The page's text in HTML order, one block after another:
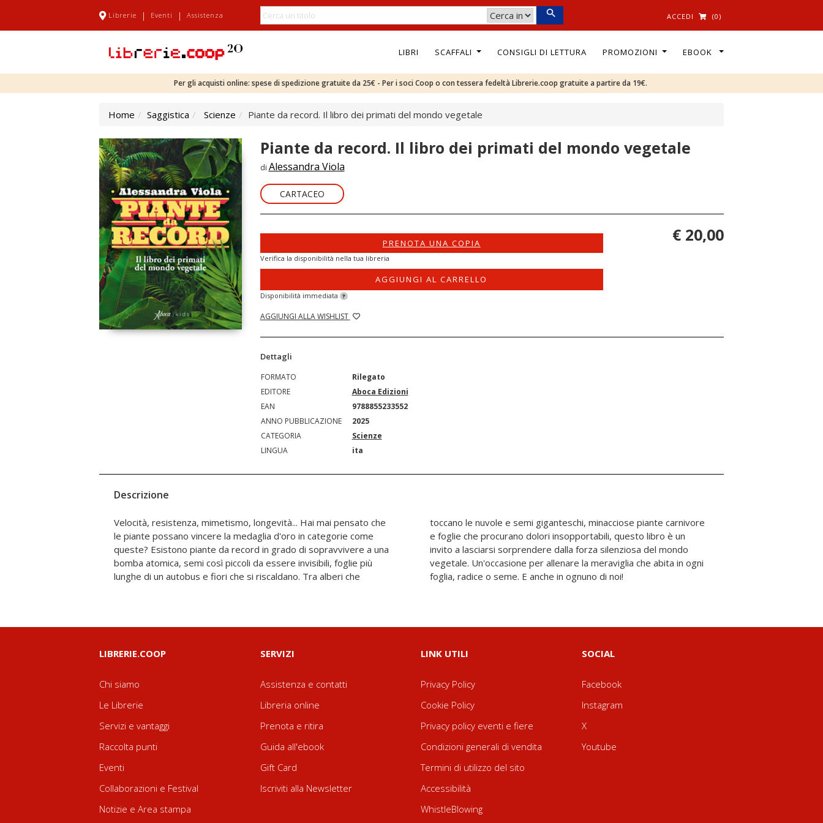
Librerie | Eventi | Assistenza ACCEDI (0)
LIBRI SCAFFALI CONSIGLI DI LETTURA PROMOZIONI EBOOK
Per gli acquisti online: spese di spedizione gratuite da 25€ - Per i soci Coop o con tessera fedeltà Librerie.coop gratuite a partire da 19€.
Home Saggistica Scienze Piante da record. Il libro dei primati del mondo vegetale
Piante da record. Il libro dei primati del mondo vegetale
di Alessandra Viola
CARTACEO
PRENOTA UNA COPIA
Verifica la disponibilità nella tua libreria
AGGIUNGI AL CARRELLO
Disponibilità immediata ?
AGGIUNGI ALLA WISHLIST
€ 20,00
Dettagli
FORMATO
Rilegato
EDITORE
Aboca Edizioni
EAN
9788855233552
ANNO PUBBLICAZIONE
2025
CATEGORIA
Scienze
LINGUA
ita
Descrizione
Velocità, resistenza, mimetismo, longevità... Hai mai pensato che
le piante possano vincere la medaglia d'oro in categorie come
queste? Esistono piante da record in grado di sopravvivere a una
bomba atomica, semi così piccoli da essere invisibili, foglie più
lunghe di un autobus e fiori che si riscaldano. Tra alberi che
toccano le nuvole e semi giganteschi, minacciose piante carnivore
e foglie che procurano dolori insopportabili, questo libro è un
invito a lasciarsi sorprendere dalla forza silenziosa del mondo
vegetale. Un'occasione per allenare la meraviglia che abita in ogni
foglia, radice o seme. E anche in ognuno di noi!
LIBRERIE.COOP
Chi siamo
Le Librerie
Servizi e vantaggi
Raccolta punti
Eventi
Collaborazioni e Festival
Notizie e Area stampa
SERVIZI
Assistenza e contatti
Libreria online
Prenota e ritira
Guida all'ebook
Gift Card
Iscriviti alla Newsletter
LINK UTILI
Privacy Policy
Cookie Policy
Privacy policy eventi e fiere
Condizioni generali di vendita
Termini di utilizzo del sito
Accessibilità
WhistleBlowing
SOCIAL
Facebook
Instagram
X
Youtube